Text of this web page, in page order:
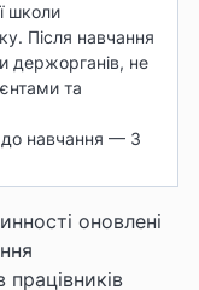
школи
Після навчання
держорганів, не
та
до навчання — 3
оновлені